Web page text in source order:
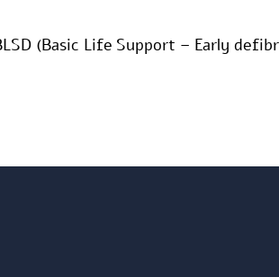
(Basic Life Support – Early